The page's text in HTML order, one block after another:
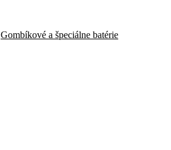
Gombíkové a špeciálne batérie